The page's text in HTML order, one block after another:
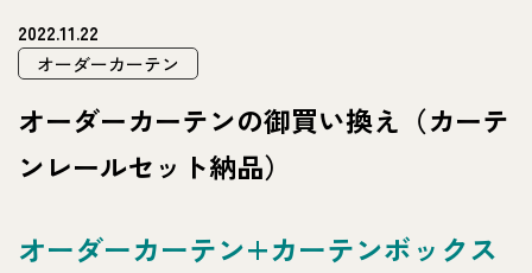
2022.11.22
オーダーカーテン
オーダーカーテンの御買い換え（カーテ
ンレールセット納品）
オーダーカーテン+カーテンボックス